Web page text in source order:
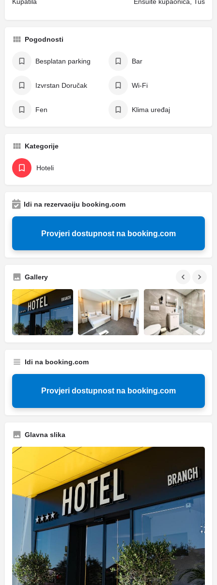
Pogodnosti
Besplatan parking Bar
Izvrstan Doručak Wi-Fi
Fen Klima uređaj
Kategorije
Hoteli
Idi na rezervaciju booking.com
Provjeri dostupnost na booking.com
Gallery
Idi na booking.com
Provjeri dostupnost na booking.com
Glavna slika